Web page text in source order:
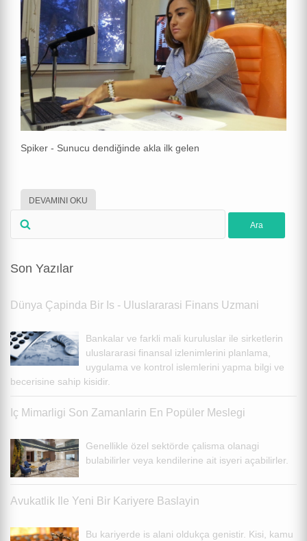
Spiker - Sunucu dendiğinde akla ilk gelen
DEVAMINI OKU
Son Yazılar
Dünya Çapinda Bir Is - Uluslararasi Finans Uzmani
Bankalar ve farkli mali kuruluslar ile sirketlerin
uluslararasi finansal izlenimlerini planlama,
uygulama ve kontrol islemlerini yapma bilgi ve
becerisine sahip kisidir.
Iç Mimarligi Son Zamanlarin En Popüler Meslegi
Genellikle özel sektörde çalisma olanagi
bulabilirler veya kendilerine ait isyeri açabilirler.
Avukatlik Ile Yeni Bir Kariyere Baslayin
Bu kariyerde is alani oldukça genistir. Kisi, kamu